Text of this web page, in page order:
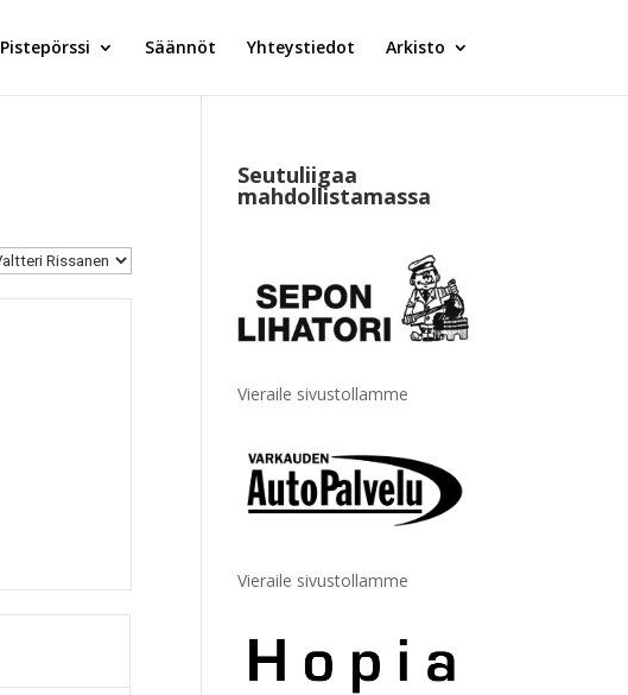
Pistepörssi Säännöt Yhteystiedot Arkisto
Seutuliigaa
mahdollistamassa
Vieraile sivustollamme
Vieraile sivustollamme